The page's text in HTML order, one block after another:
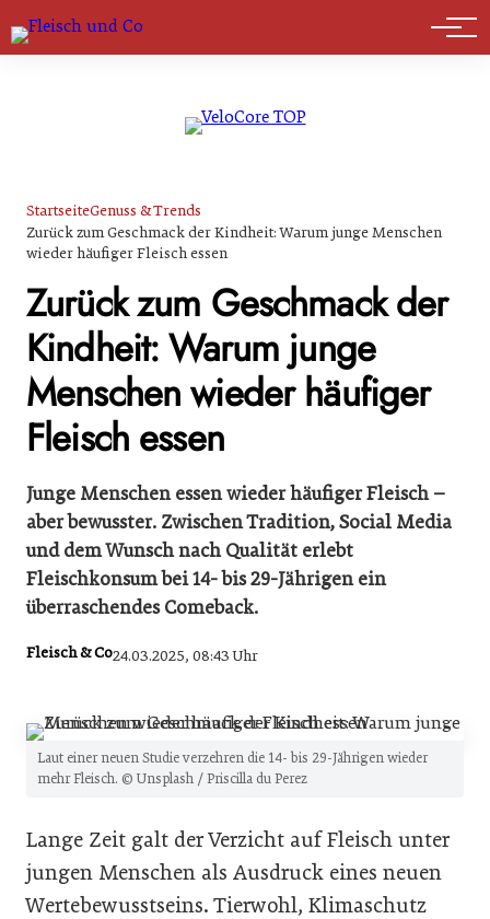
Marktführer
StartseiteGenuss & Trends
Zurück zum Geschmack der Kindheit: Warum junge Menschen
wieder häufiger Fleisch essen
Zurück zum Geschmack der
Kindheit: Warum junge
Menschen wieder häufiger
Fleisch essen
Junge Menschen essen wieder häufiger Fleisch –
aber bewusster. Zwischen Tradition, Social Media
und dem Wunsch nach Qualität erlebt
Fleischkonsum bei 14- bis 29-Jährigen ein
überraschendes Comeback.
Fleisch & Co24.03.2025, 08:43 Uhr
Laut einer neuen Studie verzehren die 14- bis 29-Jährigen wieder
mehr Fleisch. © Unsplash / Priscilla du Perez
Lange Zeit galt der Verzicht auf Fleisch unter
jungen Menschen als Ausdruck eines neuen
Wertebewusstseins. Tierwohl, Klimaschutz